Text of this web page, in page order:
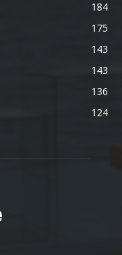
184
175
143
143
136
124